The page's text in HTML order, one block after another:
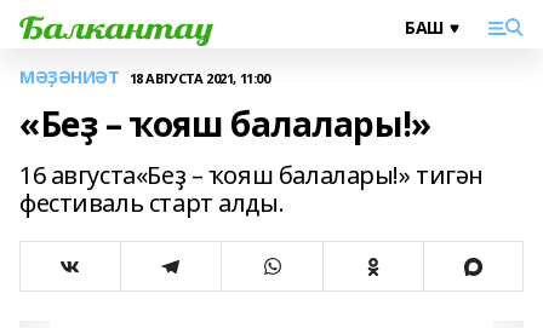
МӘҘӘНИӘТ 18 АВГУСТА 2021, 11:00
«Беҙ – ҡояш балалары!»
16 августа«Беҙ – ҡояш балалары!» тигән
фестиваль старт алды.